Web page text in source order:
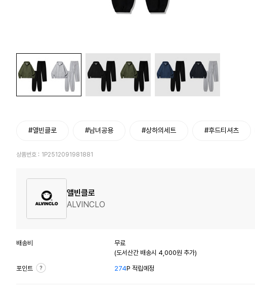
#앨빈클로 #남녀공용 #상하의세트 #후드티셔츠
상품번호 : 1P2512091981881
앨빈클로
ALVINCLO
배송비
무료
(도서산간 배송시 4,000원 추가)
포인트 274P 적립예정